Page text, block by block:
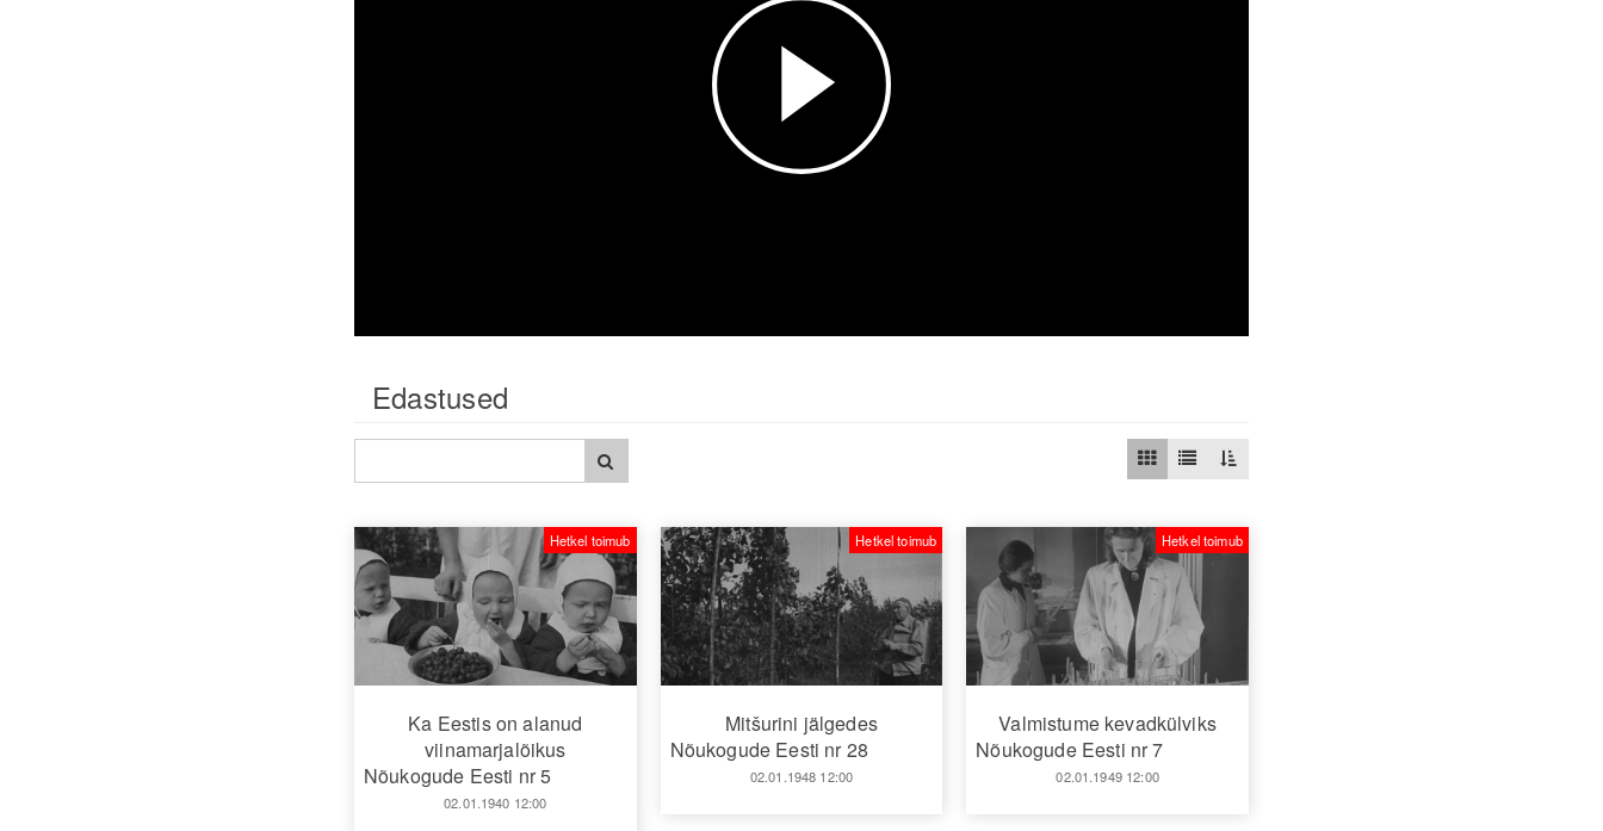
Esita
video
Edastused
Ka Eestis on alanud
viinamarjalõikus
Nõukogude Eesti nr 5
02.01.1940 12:00
Hetkel toimub
Mitšurini jälgedes
Nõukogude Eesti nr 28
02.01.1948 12:00
Hetkel toimub
Valmistume kevadkülviks
Nõukogude Eesti nr 7
02.01.1949 12:00
Hetkel toimub